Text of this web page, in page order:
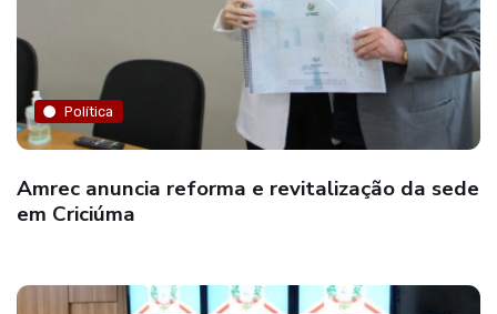
Política
Amrec anuncia reforma e revitalização da sede
em Criciúma